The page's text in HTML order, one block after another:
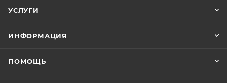
УСЛУГИ
ИНФОРМАЦИЯ
ПОМОЩЬ